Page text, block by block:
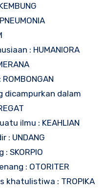
: HUMANIORA
dicampurkan dalam
ilmu : KEAHLIAN
: UNDANG
SKORPIO
: OTORITER
khatulistiwa : TROPIKA